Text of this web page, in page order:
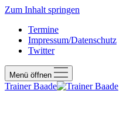
Zum Inhalt springen
Termine
Impressum/Datenschutz
Twitter
Menü öffnen
Trainer Baade